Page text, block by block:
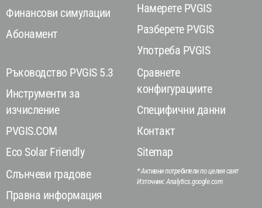
Финансови симулации
Абонамент
Ръководство PVGIS 5.3
Инструменти за
изчисление
PVGIS.COM
Eco Solar Friendly
Слънчеви градове
Правна информация
Намерете PVGIS
Разберете PVGIS
Употреба PVGIS
Сравнете
конфигурациите
Специфични данни
Контакт
Sitemap
* Активни потребители по целия свят
Източник: Analytics.google.com